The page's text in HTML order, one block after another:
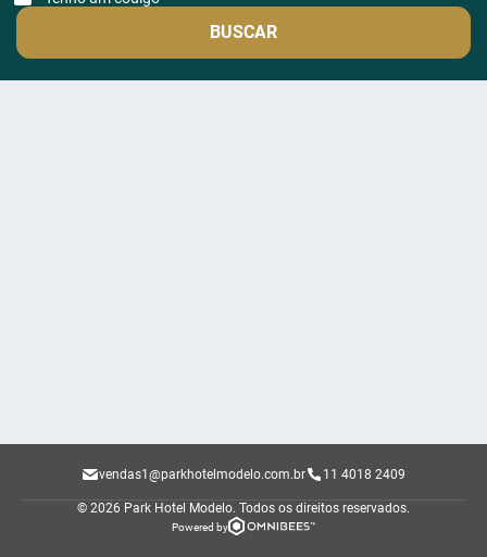
BUSCAR
vendas1@parkhotelmodelo.com.br 11 4018 2409
© 2026 Park Hotel Modelo. Todos os direitos reservados.
Powered by